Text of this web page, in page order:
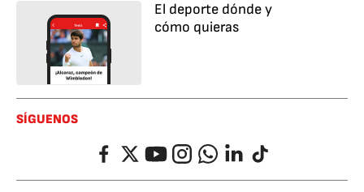
El deporte dónde y
cómo quieras
SÍGUENOS
FacebookTwitterYouTubeInstagramWhatsappLinkedIn
TikTok